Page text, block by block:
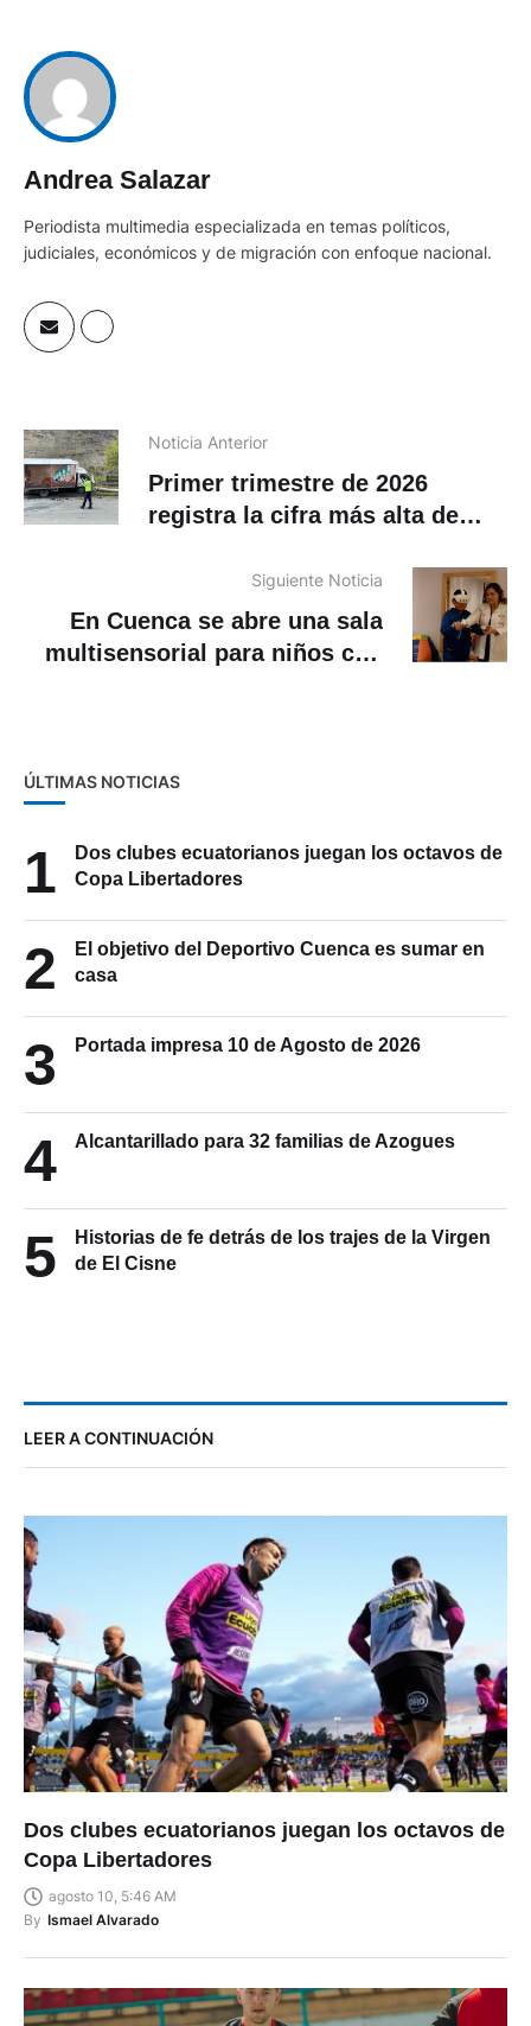
Andrea Salazar
Periodista multimedia especializada en temas políticos,
judiciales, económicos y de migración con enfoque nacional.
Noticia Anterior
Primer trimestre de 2026
registra la cifra más alta de
tránsito en Ecuador desde 2024
Siguiente Noticia
En Cuenca se abre una sala
multisensorial para niños con
ÚLTIMAS NOTICIAS
1
Dos clubes ecuatorianos juegan los octavos de
Copa Libertadores
2
El objetivo del Deportivo Cuenca es sumar en
casa
3 Portada impresa 10 de Agosto de 2026
4 Alcantarillado para 32 familias de Azogues
5
Historias de fe detrás de los trajes de la Virgen
de El Cisne
LEER A CONTINUACIÓN
Dos clubes ecuatorianos juegan los octavos de
Copa Libertadores
agosto 10, 5:46 AM
By Ismael Alvarado